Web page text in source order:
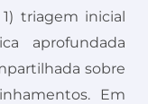
triagem inicial
aprofundada
sobre
Em